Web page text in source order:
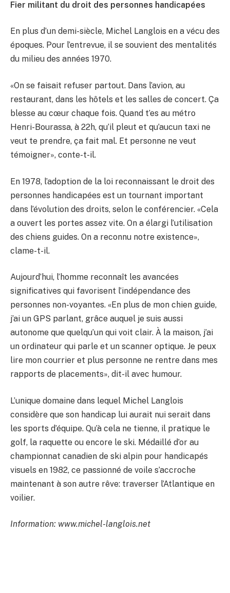
Fier militant du droit des personnes handicapées
En plus d’un demi-siècle, Michel Langlois en a vécu des
époques. Pour l’entrevue, il se souvient des mentalités
du milieu des années 1970.
«On se faisait refuser partout. Dans l’avion, au
restaurant, dans les hôtels et les salles de concert. Ça
blesse au cœur chaque fois. Quand t’es au métro
Henri-Bourassa, à 22h, qu’il pleut et qu’aucun taxi ne
veut te prendre, ça fait mal. Et personne ne veut
témoigner», conte-t-il.
En 1978, l’adoption de la loi reconnaissant le droit des
personnes handicapées est un tournant important
dans l’évolution des droits, selon le conférencier. «Cela
a ouvert les portes assez vite. On a élargi l’utilisation
des chiens guides. On a reconnu notre existence»,
clame-t-il.
Aujourd’hui, l’homme reconnaît les avancées
significatives qui favorisent l’indépendance des
personnes non-voyantes. «En plus de mon chien guide,
j’ai un GPS parlant, grâce auquel je suis aussi
autonome que quelqu’un qui voit clair. À la maison, j’ai
un ordinateur qui parle et un scanner optique. Je peux
lire mon courrier et plus personne ne rentre dans mes
rapports de placements», dit-il avec humour.
L’unique domaine dans lequel Michel Langlois
considère que son handicap lui aurait nui serait dans
les sports d’équipe. Qu’à cela ne tienne, il pratique le
golf, la raquette ou encore le ski. Médaillé d’or au
championnat canadien de ski alpin pour handicapés
visuels en 1982, ce passionné de voile s’accroche
maintenant à son autre rêve: traverser l’Atlantique en
voilier.
Information: www.michel-langlois.net